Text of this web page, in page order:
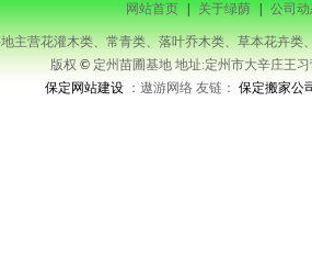
网站首页 | 关于绿荫 | 公司
主营花灌木类、常青类、落叶乔木类、草本花卉类
版权 © 定州苗圃基地 地址:定州市大辛庄王
保定网站建设 ：遨游网络 友链：保定搬家公